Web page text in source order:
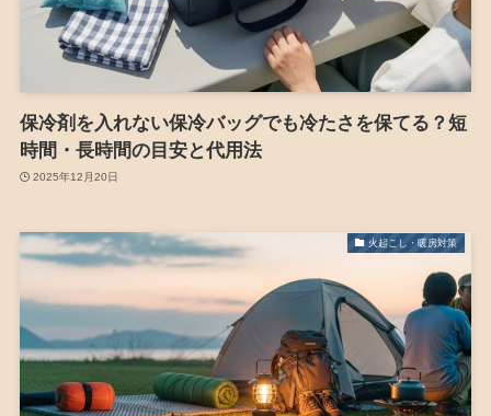
保冷剤を入れない保冷バッグでも冷たさを保てる？短
時間・長時間の目安と代用法
2025年12月20日
火起こし・暖房対策